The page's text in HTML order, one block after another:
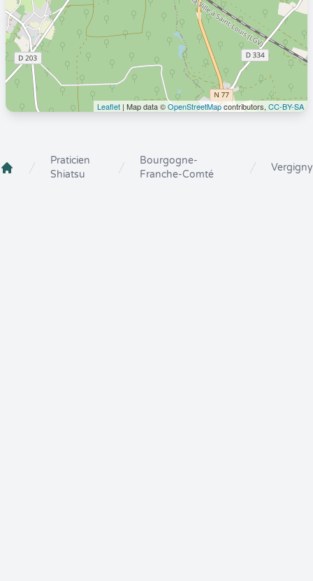
Leaflet | Map data ©OpenStreetMapcontributors, CC-BY-SA
Crenolibre
Praticien
Shiatsu
Bourgogne-
Franche-Comté
Vergigny